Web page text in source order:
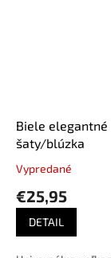
Biele elegantné
šaty/blúzka
Vypredané
€25,95
DETAIL